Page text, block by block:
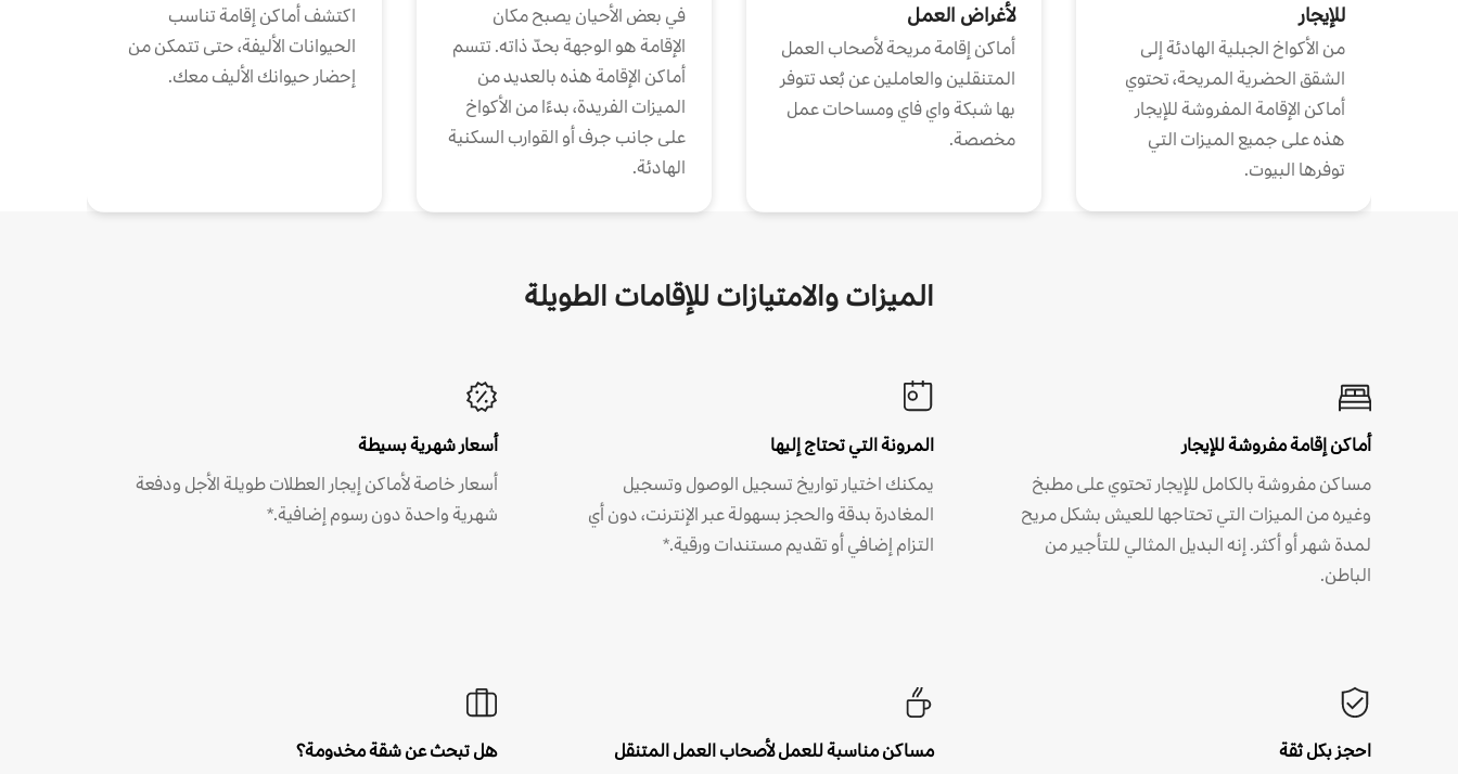
للإيجار
من الأكواخ الجبلية الهادئة إلى
الشقق الحضرية المريحة، تحتوي
أماكن الإقامة المفروشة للإيجار
هذه على جميع الميزات التي
توفرها البيوت.
لأغراض العمل
أماكن إقامة مريحة لأصحاب العمل
المتنقلين والعاملين عن بُعد تتوفر
بها شبكة واي فاي ومساحات عمل
مخصصة.
في بعض الأحيان يصبح مكان
الإقامة هو الوجهة بحدّ ذاته. تتسم
أماكن الإقامة هذه بالعديد من
الميزات الفريدة، بدءًا من الأكواخ
على جانب جرف أو القوارب السكنية
الهادئة.
اكتشف أماكن إقامة تناسب
الحيوانات الأليفة، حتى تتمكن من
إحضار حيوانك الأليف معك.
الميزات والامتيازات للإقامات الطويلة
أماكن إقامة مفروشة للإيجار
مساكن مفروشة بالكامل للإيجار تحتوي على مطبخ
وغيره من الميزات التي تحتاجها للعيش بشكل مريح
لمدة شهر أو أكثر. إنه البديل المثالي للتأجير من
الباطن.
المرونة التي تحتاج إليها
يمكنك اختيار تواريخ تسجيل الوصول وتسجيل
المغادرة بدقة والحجز بسهولة عبر الإنترنت، دون أي
التزام إضافي أو تقديم مستندات ورقية.*
أسعار شهرية بسيطة
أسعار خاصة لأماكن إيجار العطلات طويلة الأجل ودفعة
شهرية واحدة دون رسوم إضافية.*
احجز بكل ثقة
مساكن مناسبة للعمل لأصحاب العمل المتنقل
هل تبحث عن شقة مخدومة؟